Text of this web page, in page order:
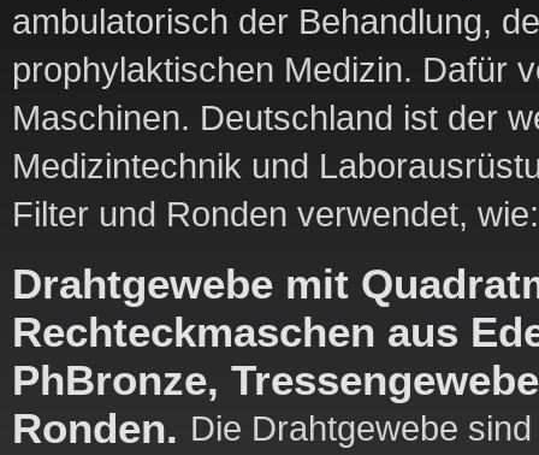
ambulatorisch der Behandlung,
prophylaktischen Medizin. Dafür
Maschinen. Deutschland ist der
Medizintechnik und
Filter und Ronden verwendet, wie:
Drahtgewebe mit
Rechteckmaschen aus
PhBronze,
Ronden. Die Drahtgewebe